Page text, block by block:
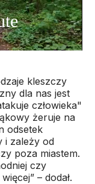
kleszczy
dla nas jest
człowieka"
żeruje na
odsetek
i zależy od
poza miastem.
czy
– dodał.